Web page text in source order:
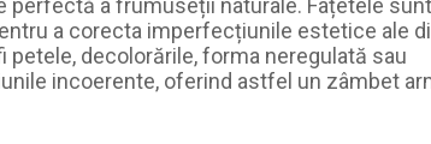
perfectă a frumuseții naturale. Fațetele
a corecta imperfecțiunile estetice ale
petele, decolorările, forma neregulată sau
incoerente, oferind astfel un zâmbet